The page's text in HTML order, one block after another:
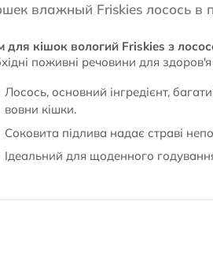
влажный Friskies лосось в
для кішок вологий Friskies з
поживні речовини для
Лосось, основний інгредієнт,
вовни кішки.
Соковита підлива надає страві
Ідеальний для щоденного